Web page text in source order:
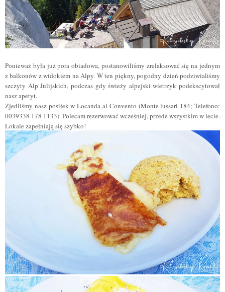
Ponieważ była już pora obiadowa, postanowiliśmy zrelaksować się na jednym
z balkonów z widokiem na Alpy. W ten piękny, pogodny dzień podziwialiśmy
szczyty Alp Julijskich, podczas gdy świeży alpejski wietrzyk podekscytował
nasz apetyt.
Zjedliśmy nasz posiłek w Locanda al Convento (Monte lussari 184; Telefono:
0039338 178 1133). Polecam rezerwować wcześniej, przede wszystkim w lecie.
Lokale zapełniają się szybko!